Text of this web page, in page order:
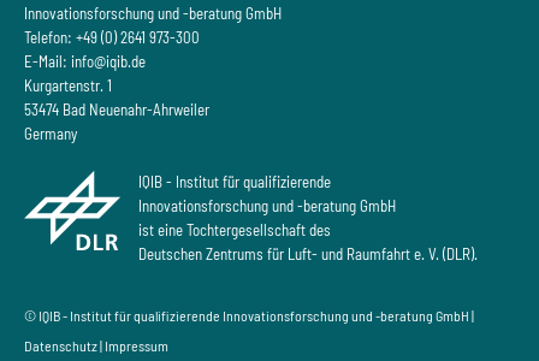
Innovationsforschung und -beratung GmbH
Telefon: +49 (0) 2641 973-300
E-Mail: info@iqib.de
Kurgartenstr. 1
53474 Bad Neuenahr-Ahrweiler
Germany
IQIB - Institut für qualifizierende
Innovationsforschung und -beratung GmbH
ist eine Tochtergesellschaft des
Deutschen Zentrums für Luft- und Raumfahrt e. V. (DLR).
© IQIB - Institut für qualifizierende Innovationsforschung und -beratung GmbH |
Datenschutz| Impressum